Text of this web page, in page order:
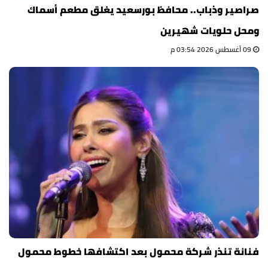
صراصير وذباب.. محافظ بورسعيد يغلق مطعم أسماك
ومحل حلويات شهيرين
فنانة تنذر شركة محمول بعد اكتشافها خطوط محمول